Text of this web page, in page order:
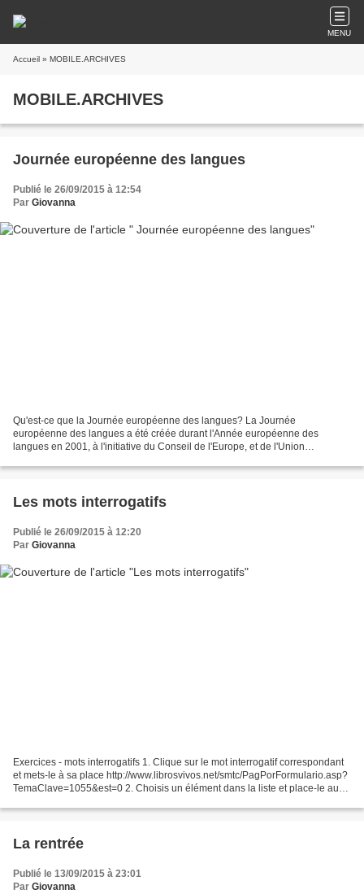
MENU
Accueil » MOBILE.ARCHIVES
MOBILE.ARCHIVES
Journée européenne des langues
Publié le 26/09/2015 à 12:54
Par Giovanna
Qu'est-ce que la Journée européenne des langues? La Journée
européenne des langues a été créée durant l'Année européenne des
langues en 2001, à l'initiative du Conseil de l'Europe, et de l'Union
Les mots interrogatifs
Publié le 26/09/2015 à 12:20
Par Giovanna
Exercices - mots interrogatifs 1. Clique sur le mot interrogatif correspondant
et mets-le à sa place http://www.librosvivos.net/smtc/PagPorFormulario.asp?
TemaClave=1055&est=0 2. Choisis un élément dans la liste et place-le au
rub=6&f=2&idunite=13&suiv=2&prec=0&nbexo=1&idexo=242...
La rentrée
Publié le 13/09/2015 à 23:01
Par Giovanna